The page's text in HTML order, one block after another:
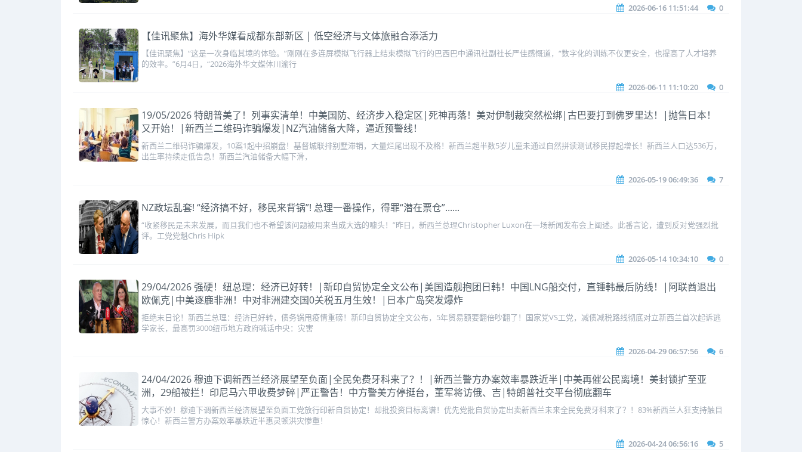
2026-06-16 11:51:44 0
【佳讯聚焦】海外华媒看成都东部新区 | 低空经济与文体旅融合添活力
【佳讯聚焦】“这是一次身临其境的体验。”刚刚在多连屏模拟飞行器上结束模拟飞行的巴西巴中通讯社副社长严佳感慨道，“数字化的训练不仅更安全，也提高了人才培养
的效率。”6月4日，“2026海外华文媒体川渝行
2026-06-11 11:10:20 0
19/05/2026 特朗普美了！列事实清单！中美国防、经济步入稳定区|死神再落！美对伊制裁突然松绑|古巴要打到佛罗里达！|抛售日本！
又开始！|新西兰二维码诈骗爆发|NZ汽油储备大降，逼近预警线！
新西兰二维码诈骗爆发，10案1起中招崩盘！基督城联排别墅滞销，大量烂尾出现不及格！新西兰超半数5岁儿童未通过自然拼读测试移民撑起增长！新西兰人口达536万，
出生率持续走低告急！新西兰汽油储备大幅下滑，
2026-05-19 06:49:36 7
NZ政坛乱套! “经济搞不好，移民来背锅”! 总理一番操作，得罪“潜在票仓”......
“收紧移民是未来发展，而且我们也不希望该问题被用来当成大选的噱头！”昨日，新西兰总理Christopher Luxon在一场新闻发布会上阐述。此番言论，遭到反对党强烈批
评。工党党魁Chris Hipk
2026-05-14 10:34:10 0
29/04/2026 强硬！纽总理：经济已好转！|新印自贸协定全文公布|美国造舰抱团日韩！中国LNG船交付，直锤韩最后防线！|阿联酋退出
欧佩克|中美逐鹿非洲！中对非洲建交国0关税五月生效！|日本广岛突发爆炸
拒绝末日论！新西兰总理：经济已好转，债务锅甩疫情重磅！新印自贸协定全文公布，5年贸易额要翻倍吵翻了！国家党VS工党，减债减税路线彻底对立新西兰首次起诉逃
学家长，最高罚3000纽币地方政府喊话中央：灾害
2026-04-29 06:57:56 6
24/04/2026 穆迪下调新西兰经济展望至负面|全民免费牙科来了？！|新西兰警方办案效率暴跌近半|中美再催公民离境！美封锁扩至亚
洲，29船被拦！印尼马六甲收费梦碎|严正警告！中方警美方停挺台，董军将访俄、吉|特朗普社交平台彻底翻车
大事不妙！穆迪下调新西兰经济展望至负面工党放行印新自贸协定！却批投资目标离谱！优先党批自贸协定出卖新西兰未来全民免费牙科来了？！83%新西兰人狂支持触目
惊心！新西兰警方办案效率暴跌近半惠灵顿洪灾惨重！
2026-04-24 06:56:16 5